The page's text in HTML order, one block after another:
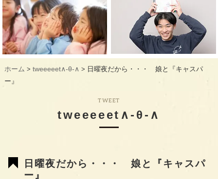
クラス紹介 CLASS
先生紹介 INSTRUCTORS
ギャラリー GALLERY
TOPICS
ホーム > tweeeeet∧-θ-∧ > 日曜夜だから・・・ 娘と『キャスパ
ー』
TWEET
tweeeeet∧-θ-∧
日曜夜だから・・・ 娘と『キャスパ
ー』